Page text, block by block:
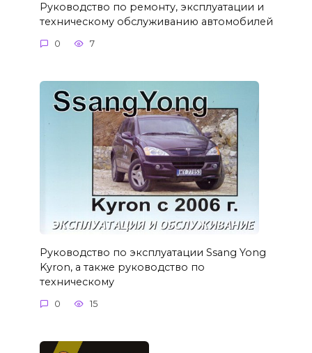
Руководство по ремонту, эксплуатации и
техническому обслуживанию автомобилей
0 7
Руководство по эксплуатации Ssang Yong
Kyron, а также руководство по
техническому
0 15